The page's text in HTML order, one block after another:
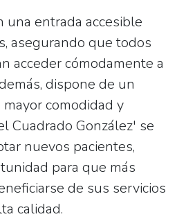
una entrada accesible
, asegurando que todos
acceder cómodamente a
dispone de un
mayor comodidad y
Cuadrado González' se
nuevos pacientes,
para que más
de sus servicios
calidad.